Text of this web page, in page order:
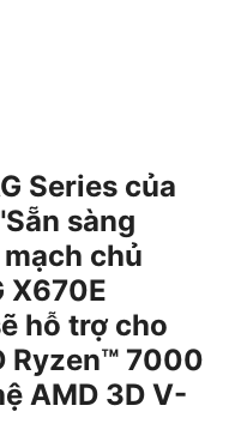
Series của
sàng
chủ
X670E
hỗ trợ cho
Ryzen™ 7000
AMD 3D V-